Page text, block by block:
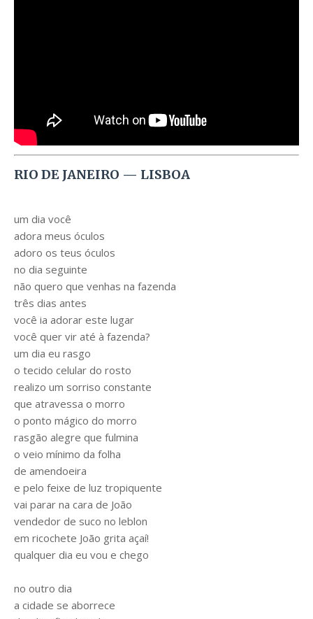
RIO DE JANEIRO — LISBOA
um dia você
adora meus óculos
adoro os teus óculos
no dia seguinte
não quero que venhas na fazenda
três dias antes
você ia adorar este lugar
você quer vir até à fazenda?
um dia eu rasgo
o tecido celular do rosto
realizo um sorriso constante
que atravessa o morro
o ponto mágico do morro
rasgão alegre que fulmina
o veio mínimo da folha
de amendoeira
e pelo feixe de luz tropiquente
vai parar na cara de João
vendedor de suco no leblon
em ricochete João grita açaí!
qualquer dia eu vou e chego
no outro dia
a cidade se aborrece